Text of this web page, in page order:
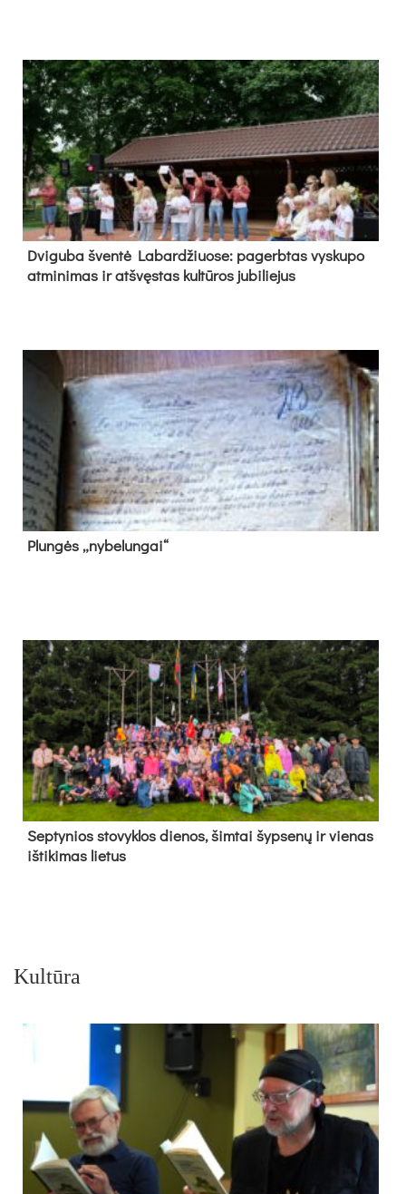
Dvi­gu­ba šven­tė La­bar­džiuo­se: pa­gerb­tas vys­ku­po
at­mi­ni­mas ir at­švęs­tas kul­tū­ros ju­bi­lie­jus
Plun­gės „ny­be­lun­gai“
Sep­ty­nios sto­vyk­los die­nos, šim­tai šyp­se­nų ir vie­nas
iš­ti­ki­mas lie­tus
Kultūra